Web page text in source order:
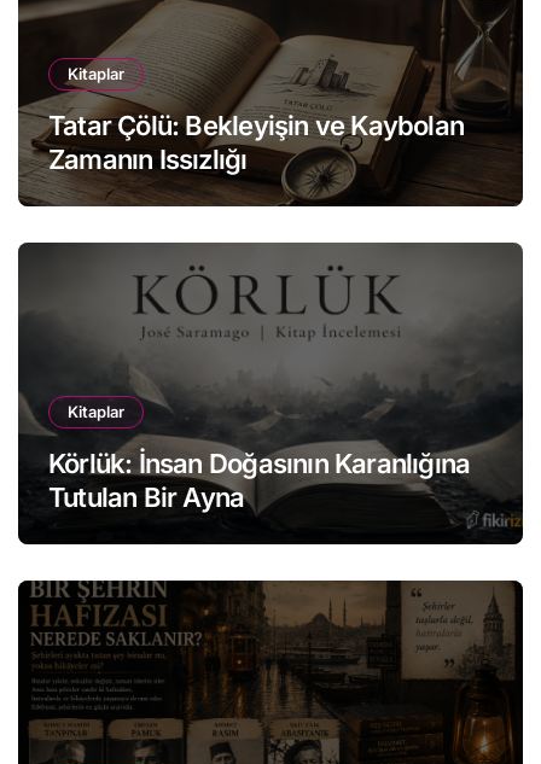
Kitaplar
Tatar Çölü: Bekleyişin ve Kaybolan
Zamanın Issızlığı
Kitaplar
Körlük: İnsan Doğasının Karanlığına
Tutulan Bir Ayna